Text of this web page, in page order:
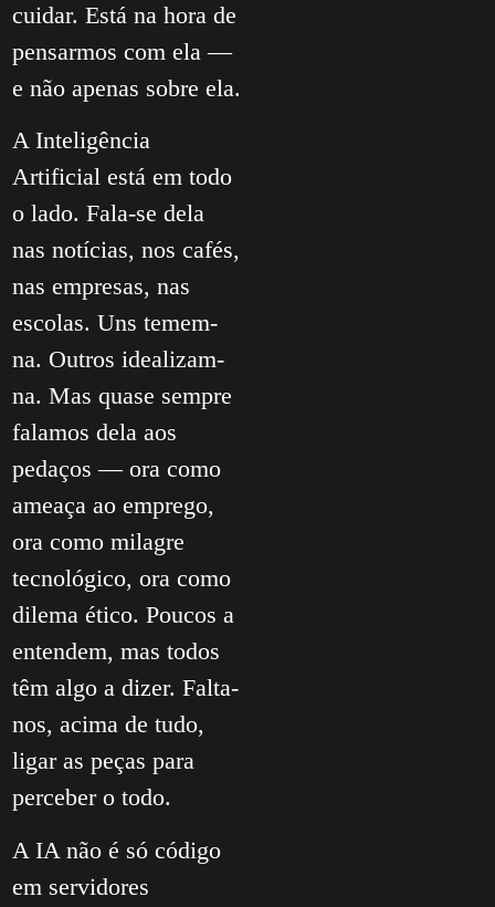
cuidar. Está na hora de
pensarmos com ela —
e não apenas sobre ela.
A Inteligência
Artificial está em todo
o lado. Fala-se dela
nas notícias, nos cafés,
nas empresas, nas
escolas. Uns temem-
na. Outros idealizam-
na. Mas quase sempre
falamos dela aos
pedaços — ora como
ameaça ao emprego,
ora como milagre
tecnológico, ora como
dilema ético. Poucos a
entendem, mas todos
têm algo a dizer. Falta-
nos, acima de tudo,
ligar as peças para
perceber o todo.
A IA não é só código
em servidores